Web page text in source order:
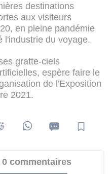
destinations
aux visiteurs
en pleine pandémie
l'industrie du voyage.
gratte-ciels
espère faire le
de l'Exposition
2021.
commentaires